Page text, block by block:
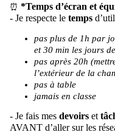
⏰ *Temps d’écran et
- Je respecte le temps
pas plus de 1h par
et 30 min les jours
pas après 20h
l’extérieur de la
pas à table
jamais en classe
- Je fais mes devoirs et
AVANT d’aller sur les